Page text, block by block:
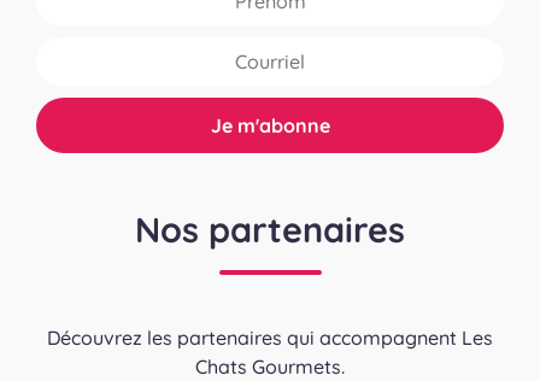
Nos partenaires
Découvrez les partenaires qui accompagnent Les
Chats Gourmets.